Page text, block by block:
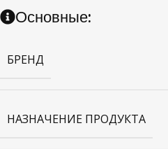
Основные:
БРЕНД
НАЗНАЧЕНИЕ ПРОДУКТА